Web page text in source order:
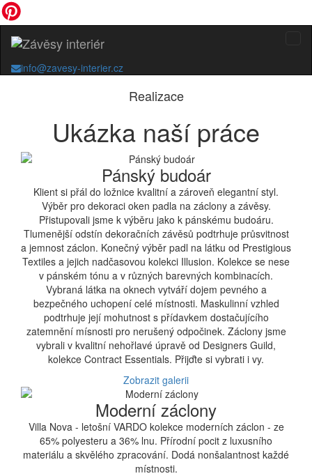
info@zavesy-interier.cz
Realizace
Ukázka naší práce
Pánský budoár
Klient si přál do ložnice kvalitní a zároveň elegantní styl.
Výběr pro dekoraci oken padla na záclony a závěsy.
Přistupovali jsme k výběru jako k pánskému budoáru.
Tlumenější odstín dekoračních závěsů podtrhuje průsvitnost
a jemnost záclon. Konečný výběr padl na látku od Prestigious
Textiles a jejich nadčasovou kolekci Illusion. Kolekce se nese
v pánském tónu a v různých barevných kombinacích.
Vybraná látka na oknech vytváří dojem pevného a
bezpečného uchopení celé místnosti. Maskulinní vzhled
podtrhuje její mohutnost s přídavkem dostačujícího
zatemnění mísnosti pro nerušený odpočinek. Záclony jsme
vybrali v kvalitní nehořlavé úpravě od Designers Guild,
kolekce Contract Essentials. Přijďte si vybrati i vy.
Zobrazit galerii
Moderní záclony
Villa Nova - letošní VARDO kolekce moderních záclon - ze
65% polyesteru a 36% lnu. Přírodní pocit z luxusního
materiálu a skvělého zpracování. Dodá nonšalantnost každé
místnosti.